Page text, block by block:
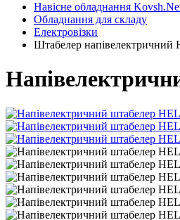
Навісне обладнання
Обладнання для складу
Електровізки
Штабелер напівелектричний